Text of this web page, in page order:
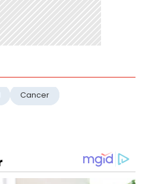
Cancer